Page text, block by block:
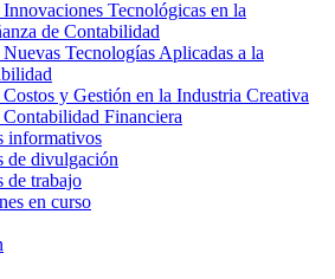
Tecnológicas en la
de Contabilidad
Tecnologías Aplicadas a la
y Gestión en la Industria Creativa
Financiera
informativos
de divulgación
de trabajo
en curso